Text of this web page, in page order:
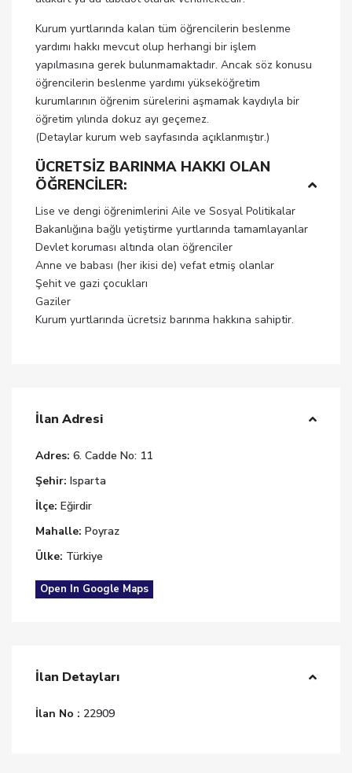
Kurum yurtlarında kalan tüm öğrencilerin beslenme
yardımı hakkı mevcut olup herhangi bir işlem
yapılmasına gerek bulunmamaktadır. Ancak söz konusu
öğrencilerin beslenme yardımı yükseköğretim
kurumlarının öğrenim sürelerini aşmamak kaydıyla bir
öğretim yılında dokuz ayı geçemez.
(Detaylar kurum web sayfasında açıklanmıştır.)
ÜCRETSİZ BARINMA HAKKI OLAN
ÖĞRENCİLER:
Lise ve dengi öğrenimlerini Aile ve Sosyal Politikalar
Bakanlığına bağlı yetiştirme yurtlarında tamamlayanlar
Devlet koruması altında olan öğrenciler
Anne ve babası (her ikisi de) vefat etmiş olanlar
Şehit ve gazi çocukları
Gaziler
Kurum yurtlarında ücretsiz barınma hakkına sahiptir.
İlan Adresi
Adres: 6. Cadde No: 11
Şehir: Isparta
İlçe: Eğirdir
Mahalle: Poyraz
Ülke: Türkiye
Open In Google Maps
İlan Detayları
İlan No : 22909